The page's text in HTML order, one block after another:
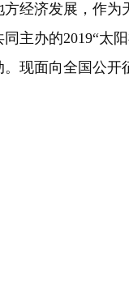
经济发展，作为
主办的2019“太
现面向全国公